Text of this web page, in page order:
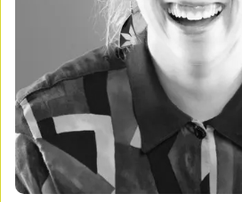
Mon Salon
Programmation
Pour enregistrer
connectez-vous ou